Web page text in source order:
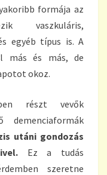
formája az
egyéb típus is. A
más és más, de
okoz.
részt vevők
demenciaformák
utáni gondozás
Ez a tudás
szeretne